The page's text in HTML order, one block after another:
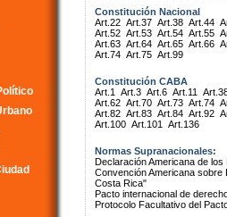
Constitución Nacional
Art.22 Art.37 Art.38 Art.44
Art.52 Art.53 Art.54 Art.55
Art.63 Art.64 Art.65 Art.66
Art.74 Art.75 Art.99
Constitución CABA
Art.1
Art.3 Art.6 Art.11
Art.62 Art.70 Art.73 Art.74
Art.82 Art.83 Art.84 Art.92
Art.100 Art.101 Art.136
Normas Supranacionales:
Declaración Americana de
Convención Americana
Costa Rica"
Pacto internacional de
Protocolo Facultativo del